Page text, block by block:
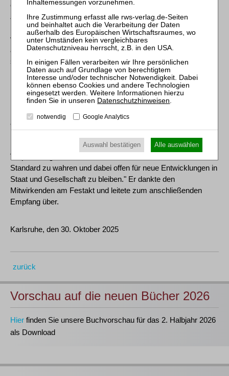
einfach zu erfüllen sind. Und wir wissen alle, dass sie in
Zukunft nicht einfacher werden. Auch deshalb wünsche ich
mir, dass unserer Justiz - auf allen Ebenen - nicht nur der
verdiente Respekt entgegengebracht wird, sondern ihr immer
auch die notwendigen Ressourcen zur Verfügung stehen,
selbst in Zeiten schmerzhafter fiskalischer
Konsolidierungsdebatten."
In seiner Verabschiedung sagte Generalbundesanwalt Jens
Rommel: "Das Erreichte lässt sich nicht allein anhand der Zahl
an Verfahren, Anklagen und Entscheidungen greifbar machen.
insgesamt entgegengebracht wird. Unser Ansporn und unsere
Verpflichtung richten sich darauf, den erreichten hohen
Standard zu wahren und dabei offen für neue Entwicklungen in
Staat und Gesellschaft zu bleiben." Er dankte den
Mitwirkenden am Festakt und leitete zum anschließenden
Empfang über.
Karlsruhe, den 30. Oktober 2025
zurück
Vorschau auf die neuen Bücher 2026
Hier finden Sie unsere Buchvorschau für das 2. Halbjahr 2026
als Download
Datenschutzhinweisen.
notwendig Google Analytics
Auswahl bestätigen Alle auswählen